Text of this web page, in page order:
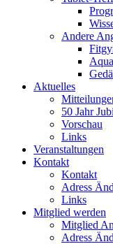
Andere
Aktuelles
50 Jahr
Vorschau
Links
Veranstaltungen
Kontakt
Kontakt
Adress
Links
Mitglied werden
Mitglied
Adress